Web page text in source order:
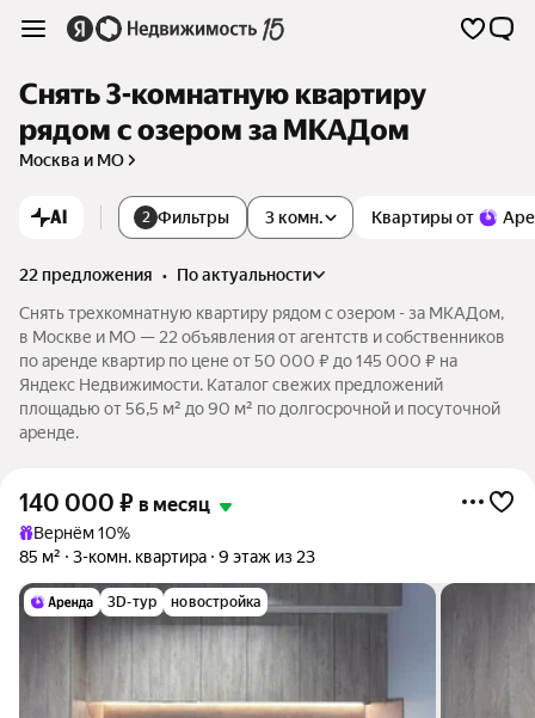
Снять 3-комнатную квартиру
рядом с озером за МКАДом
Москва и МО
AI 2 Фильтры Квартиры от
3 комн.
22 предложения •
по актуальности
Снять трехкомнатную квартиру рядом с озером - за МКАДом,
в Москве и МО — 22 объявления от агентств и собственников
по аренде квартир по цене от 50 000 ₽ до 145 000 ₽ на
Яндекс Недвижимости. Каталог свежих предложений
площадью от 56,5 м² до 90 м² по долгосрочной и посуточной
аренде.
140 000 ₽ в месяц
Вернём 10%
85 м²
3-комн. квартира 9 этаж из 23
3D-тур новостройка